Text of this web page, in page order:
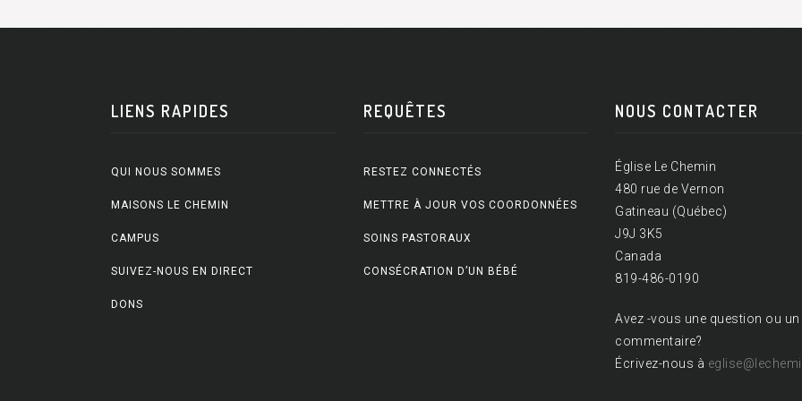
LIENS RAPIDES
QUI NOUS SOMMES
MAISONS LE CHEMIN
CAMPUS
SUIVEZ-NOUS EN DIRECT
DONS
REQUÊTES
RESTEZ CONNECTÉS
METTRE À JOUR VOS COORDONNÉES
SOINS PASTORAUX
CONSÉCRATION D’UN BÉBÉ
NOUS CONTACTER
Église Le Chemin
480 rue de Vernon
Gatineau (Québec)
J9J 3K5
Canada
819-486-0190
Avez -vous une question ou un
commentaire?
Écrivez-nous à